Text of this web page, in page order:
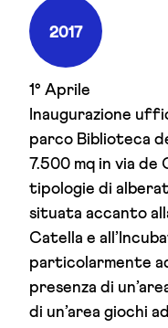
2017
1° Aprile
Inaugurazione
parco Biblioteca
7.500 mq in via
tipologie di
situata accanto
Catella e
particolarmente
presenza di
di un’area giochi